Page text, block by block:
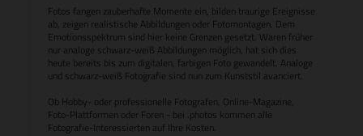
Fotos fangen zauberhafte Momente ein, bilden traurige Ereignisse
ab, zeigen realistische Abbildungen oder Fotomontagen. Dem
Emotionsspektrum sind hier keine Grenzen gesetzt. Waren früher
nur analoge schwarz-weiß Abbildungen möglich, hat sich dies
heute bereits bis zum digitalen, farbigen Foto gewandelt. Analoge
und schwarz-weiß Fotografie sind nun zum Kunststil avanciert.
Ob Hobby- oder professionelle Fotografen, Online-Magazine,
Foto-Plattformen oder Foren - bei .photos kommen alle
Fotografie-Interessierten auf Ihre Kosten.